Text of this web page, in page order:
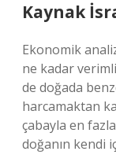
Kaynak
Ekonomik
ne kadar
de doğada
harcamaktan
çabayla en
doğanın kendi